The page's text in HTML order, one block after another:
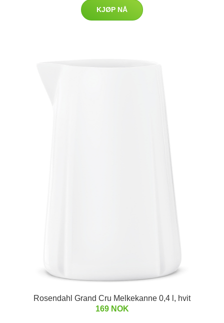
KJØP NÅ
Rosendahl Grand Cru Melkekanne 0,4 l, hvit
169 NOK